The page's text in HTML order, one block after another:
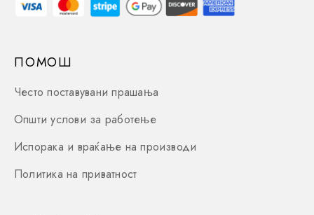
ПОМОШ
Често поставувани прашања
Општи услови за работење
Испорака и враќање на производи
Политика на приватност